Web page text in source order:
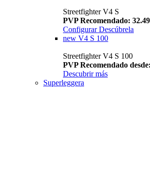
Streetfighter V4 S
PVP Recomendado:
Configurar Descúbrela
new V4 S 100
Streetfighter V4 S 100
PVP Recomendado
Descubrir más
Superleggera